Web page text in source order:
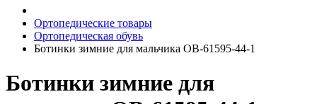
Ортопедические товары
Ортопедическая обувь
Ботинки зимние для мальчика OB-61595-44-1
Ботинки зимние для